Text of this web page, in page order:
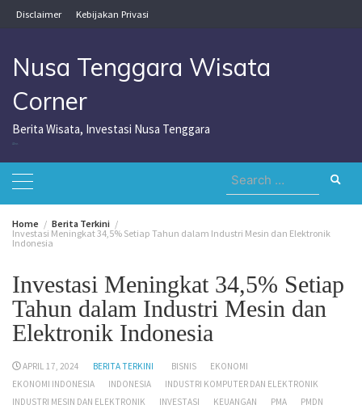
Skip
to
Disclaimer Kebijakan Privasi
Nusa Tenggara Wisata
Corner
Berita Wisata, Investasi Nusa Tenggara
Search
for:
Home
Berita Terkini
Investasi Meningkat 34,5% Setiap Tahun dalam Industri Mesin dan Elektronik
Indonesia
Investasi Meningkat 34,5% Setiap
Tahun dalam Industri Mesin dan
Elektronik Indonesia
APRIL 17, 2024 BERITA TERKINI BISNIS
EKONOMI
EKONOMI INDONESIA
INDONESIA
INDUSTRI KOMPUTER DAN ELEKTRONIK
INDUSTRI MESIN DAN ELEKTRONIK
INVESTASI KEUANGAN PMA PMDN